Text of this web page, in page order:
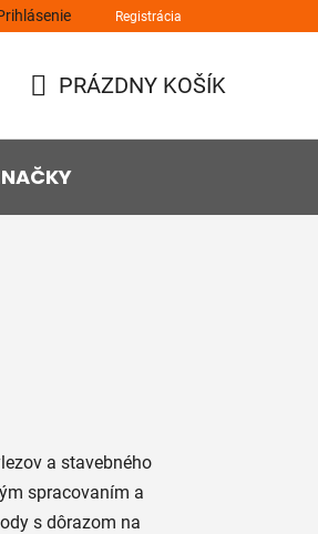
Registrácia
KOŠÍK
PRÁZDNY KOŠÍK
a stavebného
spracovaním a
s dôrazom na